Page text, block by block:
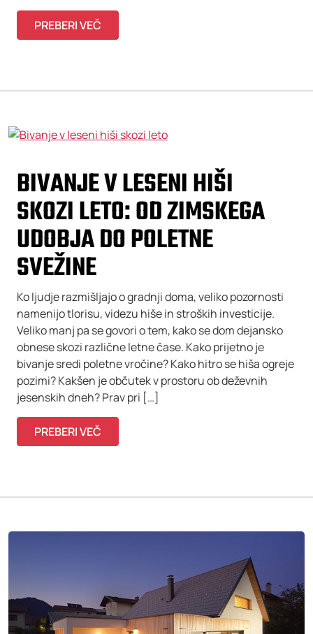
PREBERI VEČ
BIVANJE V LESENI HIŠI
SKOZI LETO: OD ZIMSKEGA
UDOBJA DO POLETNE
SVEŽINE
Ko ljudje razmišljajo o gradnji doma, veliko pozornosti
namenijo tlorisu, videzu hiše in stroških investicije.
Veliko manj pa se govori o tem, kako se dom dejansko
obnese skozi različne letne čase. Kako prijetno je
bivanje sredi poletne vročine? Kako hitro se hiša ogreje
pozimi? Kakšen je občutek v prostoru ob deževnih
jesenskih dneh? Prav pri […]
PREBERI VEČ